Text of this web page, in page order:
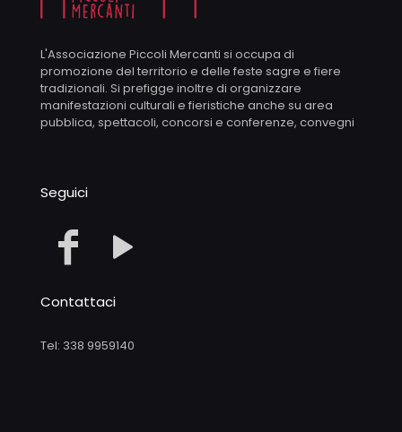
L'Associazione Piccoli Mercanti si occupa di
promozione del territorio e delle feste sagre e fiere
tradizionali. Si prefigge inoltre di organizzare
manifestazioni culturali e fieristiche anche su area
pubblica, spettacoli, concorsi e conferenze, convegni
Seguici
Contattaci
Tel: 338 9959140